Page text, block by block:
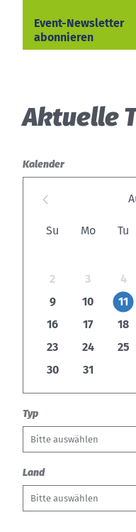
Event-Newsletter
abonnieren
Aktuelle
Kalender
Su Mo Tu
2
3 4
9
10 11
16
17 18
23
24 25
30
31
Typ
Bitte auswählen
Land
Bitte auswählen